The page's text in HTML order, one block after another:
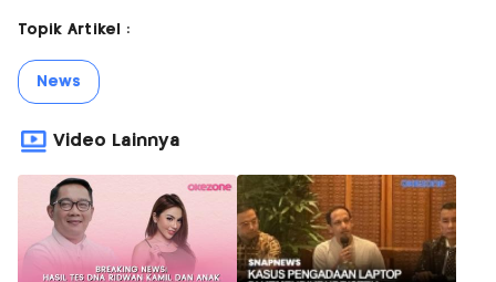
Topik Artikel :
News
Video Lainnya